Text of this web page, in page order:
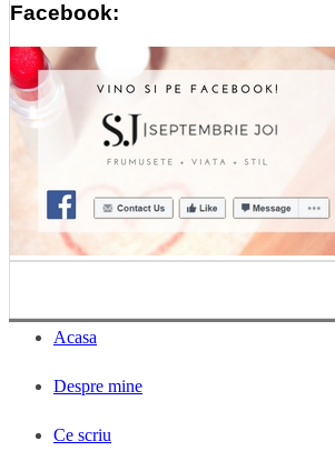
Facebook:
Acasa
Despre mine
Ce scriu